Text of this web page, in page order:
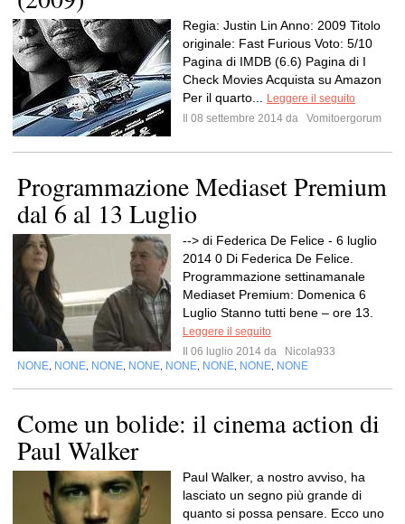
Regia: Justin Lin Anno: 2009 Titolo
originale: Fast Furious Voto: 5/10
Pagina di IMDB (6.6) Pagina di I
Check Movies Acquista su Amazon
Per il quarto...
Leggere il seguito
Il 08 settembre 2014 da
Vomitoergorum
Programmazione Mediaset Premium
dal 6 al 13 Luglio
--> di Federica De Felice - 6 luglio
2014 0 Di Federica De Felice.
Programmazione settinamanale
Mediaset Premium: Domenica 6
Luglio Stanno tutti bene – ore 13.
Leggere il seguito
Il 06 luglio 2014 da
Nicola933
NONE NONE NONE NONE NONE NONE NONE NONE
Come un bolide: il cinema action di
Paul Walker
Paul Walker, a nostro avviso, ha
lasciato un segno più grande di
quanto si possa pensare. Ecco uno